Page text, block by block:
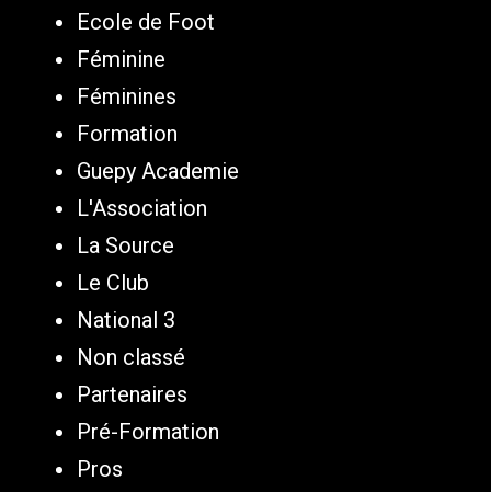
Ecole de Foot
Féminine
Féminines
Formation
Guepy Academie
L'Association
La Source
Le Club
National 3
Non classé
Partenaires
Pré-Formation
Pros